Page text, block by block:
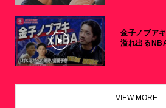
金子ノブア
溢れ出る
VIEW MORE